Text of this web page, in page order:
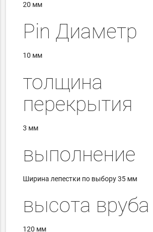
20 мм
Pin Диаметр
10 мм
толщина
перекрытия
3 мм
выполнение
Ширина лепестки по выбору 35 мм
высота вруба
120 мм